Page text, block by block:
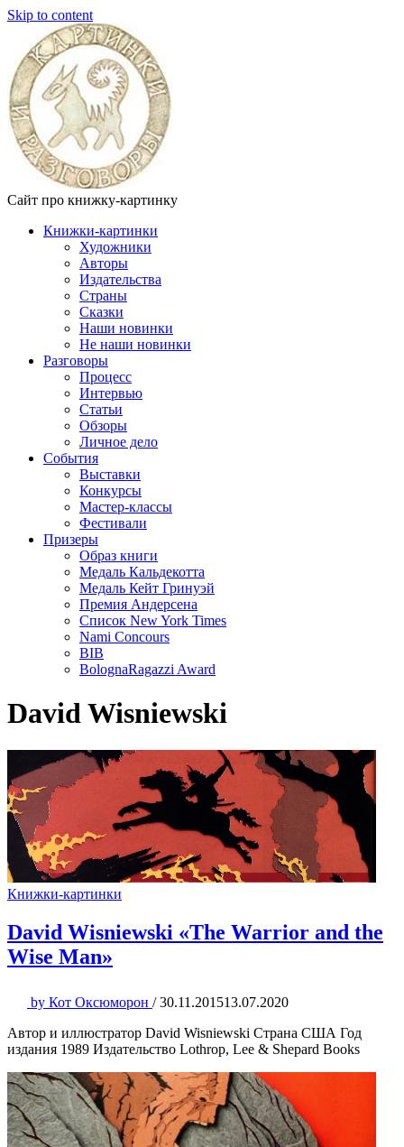
Skip to content
Сайт про книжку-картинку
Книжки-картинки
Художники
Авторы
Издательства
Страны
Сказки
Наши новинки
Не наши новинки
Разговоры
Процесс
Интервью
Статьи
Обзоры
Личное дело
События
Выставки
Конкурсы
Мастер-классы
Фестивали
Призеры
Образ книги
Медаль Кальдекотта
Медаль Кейт Гринуэй
Премия Андерсена
Список New York Times
Nami Concours
BIB
BolognaRagazzi Award
David Wisniewski
Книжки-картинки
David Wisniewski «The Warrior and the
Wise Man»
by Кот Оксюморон / 30.11.201513.07.2020
Автор и иллюстратор David Wisniewski Страна США Год
издания 1989 Издательство Lothrop, Lee & Shepard Books